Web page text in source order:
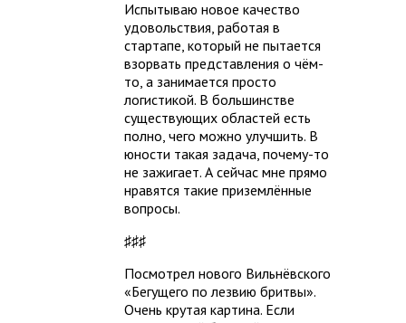
Испытываю новое качество
удовольствия, работая в
стартапе, который не пытается
взорвать представления о чём-
то, а занимается просто
логистикой. В большинстве
существующих областей есть
полно, чего можно улучшить. В
юности такая задача, почему-то
не зажигает. А сейчас мне прямо
нравятся такие приземлённые
вопросы.
♯♯♯
Посмотрел нового Вильнёвского
«Бегущего по лезвию бритвы».
Очень крутая картина. Если